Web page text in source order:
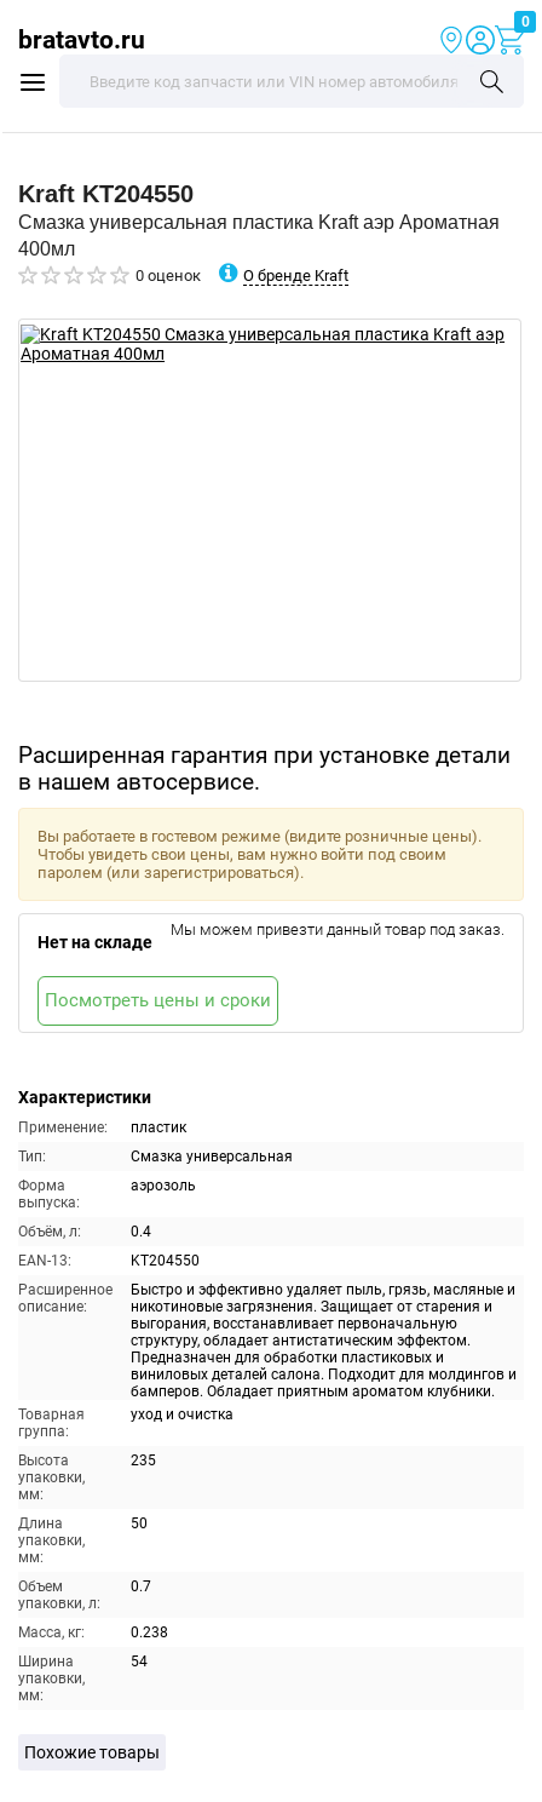
bratavto.ru
0
Kraft KT204550
Смазка универсальная пластика Kraft аэр Ароматная
400мл
0 оценок О бренде Kraft
Расширенная гарантия при установке детали
в нашем автосервисе.
Характеристики
Применение:
пластик
Тип:
Смазка универсальная
Форма
выпуска:
аэрозоль
Объём, л:
0.4
EAN-13:
KT204550
Расширенное
описание:
Быстро и эффективно удаляет пыль, грязь, масляные и
никотиновые загрязнения. Защищает от старения и
выгорания, восстанавливает первоначальную
структуру, обладает антистатическим эффектом.
Предназначен для обработки пластиковых и
виниловых деталей салона. Подходит для молдингов и
бамперов. Обладает приятным ароматом клубники.
Товарная
группа:
уход и очистка
Высота
упаковки,
мм:
235
Длина
упаковки,
мм:
50
Объем
упаковки, л:
0.7
Масса, кг:
0.238
Ширина
упаковки,
мм:
54
Вы работаете в гостевом режиме (видите розничные цены).
Чтобы увидеть свои цены, вам нужно войти под своим
паролем (или зарегистрироваться).
Нет на складе
Мы можем привезти данный товар под заказ.
Посмотреть цены и сроки
Похожие товары